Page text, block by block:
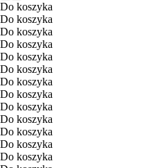
Do koszyka
Do koszyka
Do koszyka
Do koszyka
Do koszyka
Do koszyka
Do koszyka
Do koszyka
Do koszyka
Do koszyka
Do koszyka
Do koszyka
Do koszyka